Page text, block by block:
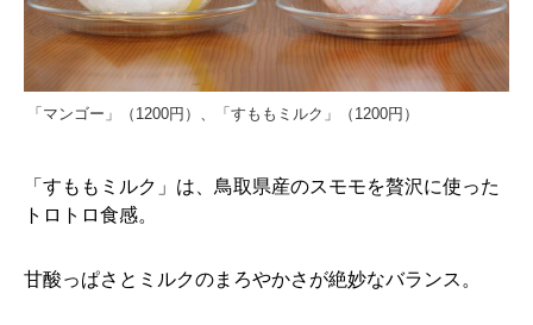
「マンゴー」（1200円）、「すももミルク」（1200円）
「すももミルク」は、鳥取県産のスモモを贅沢に使った
トロトロ食感。
甘酸っぱさとミルクのまろやかさが絶妙なバランス。